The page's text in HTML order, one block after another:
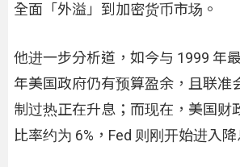
全面「外溢」到加密货币市场。
他进一步分析道，如今与 1999 年
年美国政府仍有预算盈余，且联准
制过热正在升息；而现在，美国财
比率约为 6%，Fed 则刚开始进入降